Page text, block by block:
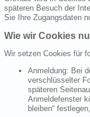
späteren Besuch der
Sie Ihre Zugangsdaten
Wie wir Cookies
Wir setzen Cookies für
Anmeldung: Bei
verschlüsselter
späteren
Anmeldefenster
bleiben“